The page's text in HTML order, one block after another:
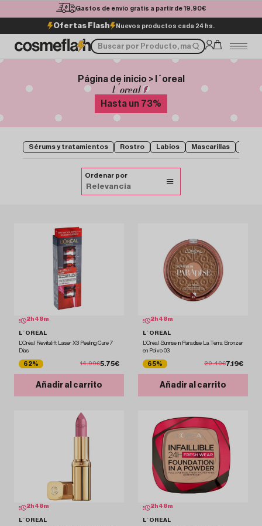
Gastos de envío gratis a partir de 19.90€
Ofertas Flash Nuevos productos cada 24 hs.
Página de inicio > l´oreal
l´oreal
Hasta un 73%
Sérums y tratamientos Rostro Labios Mascarillas
Ordenar por
2 h 48m
L´OREAL
L'Oréal Revitalift Laser X3 Peeling Cure 7
Días
62% 14.99€5.75€
Añadir al carrito
2 h 48m
L´OREAL
L'Oréal Sunrise in Paradise La Terra Bronzer
en Polvo 03
65% 20.40€7.19€
Añadir al carrito
2 h 48m
L´OREAL
2 h 48m
L´OREAL